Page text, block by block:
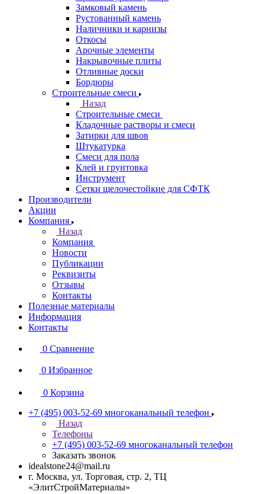
Замковый камень
Рустованный камень
Наличники и карнизы
Откосы
Арочные элементы
Накрывочные плиты
Отливные доски
Бордюры
Строительные смеси
Назад
Строительные смеси
Кладочные растворы и смеси
Затирки для швов
Штукатурка
Смеси для пола
Клей и грунтовка
Инструмент
Сетки щелочестойкие для СФТК
Производители
Акции
Компания
Назад
Компания
Новости
Публикации
Реквизиты
Отзывы
Контакты
Полезные материалы
Информация
Контакты
0 Сравнение
0 Избранное
0 Корзина
+7 (495) 003-52-69 многоканальный телефон
Назад
Телефоны
+7 (495) 003-52-69 многоканальный телефон
Заказать звонок
idealstone24@mail.ru
г. Москва, ул. Торговая, стр. 2, ТЦ
«ЭлитСтройМатериалы»